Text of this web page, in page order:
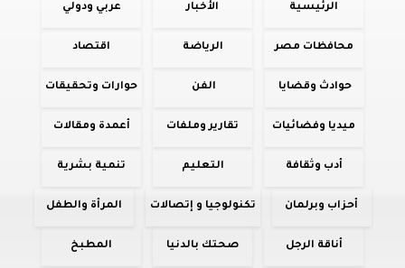
الرئيسية الأخبار عربي ودولي
محافظات مصر الرياضة اقتصاد
حوادث وقضايا الفن حوارات وتحقيقات
ميديا وفضائيات تقارير وملفات أعمدة ومقالات
أدب وثقافة التعليم تنمية بشرية
أحزاب وبرلمان تكنولوجيا و إتصالات المرأة والطفل
أناقة الرجل صحتك بالدنيا المطبخ